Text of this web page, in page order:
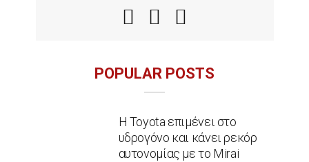
POPULAR POSTS
Η Toyota επιμένει στο
υδρογόνο και κάνει ρεκόρ
αυτονομίας με το Mirai